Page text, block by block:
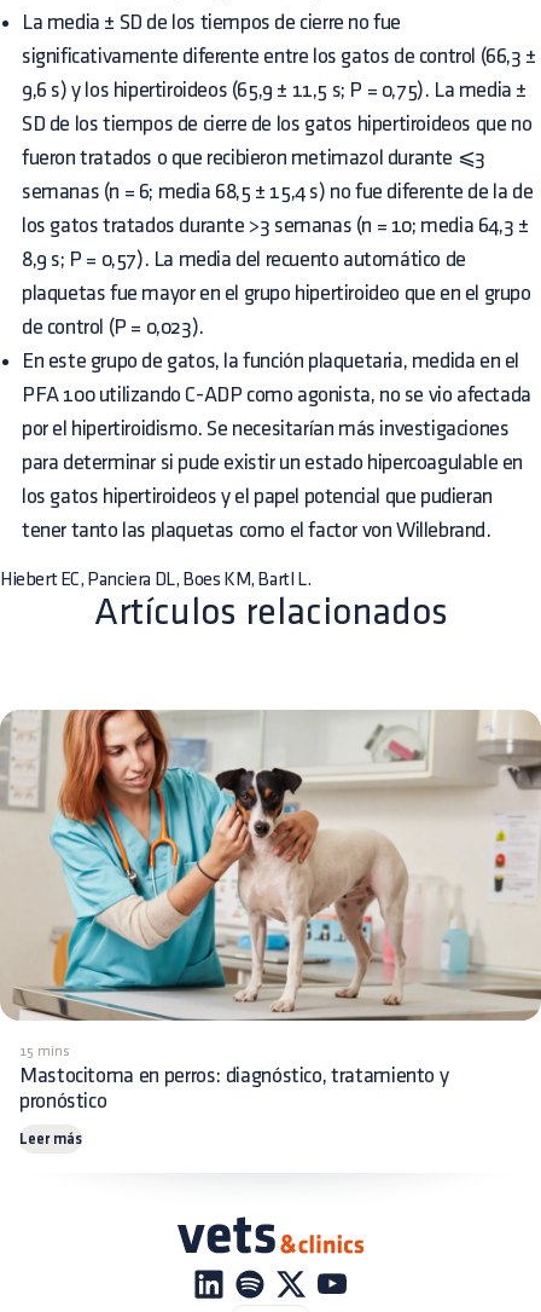
La media ± SD de los tiempos de cierre no fue
significativamente diferente entre los gatos de control (66,3 ±
9,6 s) y los hipertiroideos (65,9 ± 11,5 s; P = 0,75). La media ±
SD de los tiempos de cierre de los gatos hipertiroideos que no
fueron tratados o que recibieron metimazol durante ⩽3
semanas (n = 6; media 68,5 ± 15,4 s) no fue diferente de la de
los gatos tratados durante >3 semanas (n = 10; media 64,3 ±
8,9 s; P = 0,57). La media del recuento automático de
plaquetas fue mayor en el grupo hipertiroideo que en el grupo
de control (P = 0,023).
En este grupo de gatos, la función plaquetaria, medida en el
PFA 100 utilizando C-ADP como agonista, no se vio afectada
por el hipertiroidismo. Se necesitarían más investigaciones
para determinar si pude existir un estado hipercoagulable en
los gatos hipertiroideos y el papel potencial que pudieran
tener tanto las plaquetas como el factor von Willebrand.
Hiebert EC, Panciera DL, Boes KM, Bartl L.
Artículos relacionados
15 mins
Mastocitoma en perros: diagnóstico, tratamiento y
pronóstico
Leer más